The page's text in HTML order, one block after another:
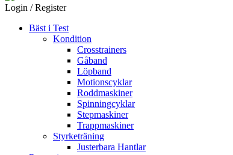
Login / Register
Bäst i Test
Kondition
Crosstrainers
Gåband
Löpband
Motionscyklar
Roddmaskiner
Spinningcyklar
Stepmaskiner
Trappmaskiner
Styrketräning
Justerbara Hantlar